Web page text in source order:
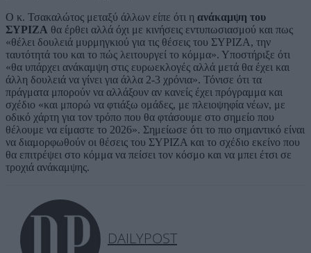
Ο κ. Τσακαλώτος μεταξύ άλλων είπε ότι η ανάκαμψη του
ΣΥΡΙΖΑ θα έρθει αλλά όχι με κινήσεις εντυπωσιασμού και πως
«θέλει δουλειά μυρμηγκιού για τις θέσεις του ΣΥΡΙΖΑ, την
ταυτότητά του και το πώς λειτουργεί το κόμμα». Υποστήριξε ότι
«θα υπάρχει ανάκαμψη στις ευρωεκλογές αλλά μετά θα έχει και
άλλη δουλειά να γίνει για άλλα 2-3 χρόνια». Τόνισε ότι τα
πράγματα μπορούν να αλλάξουν αν κανείς έχει πρόγραμμα και
σχέδιο «και μπορώ να φτιάξω ομάδες, με πλειοψηφία νέων, με
οδικό χάρτη για τον τρόπο που θα φτάσουμε στο σημείο που
θέλουμε να είμαστε το 2026». Σημείωσε ότι το πιο σημαντικό είναι
να διαμορφωθούν οι θέσεις του ΣΥΡΙΖΑ και το σχέδιο εκείνο που
θα επιτρέψει στο κόμμα να πείσει τον κόσμο και να μπει έτσι σε
τροχιά ανάκαμψης.
DAILYPOST